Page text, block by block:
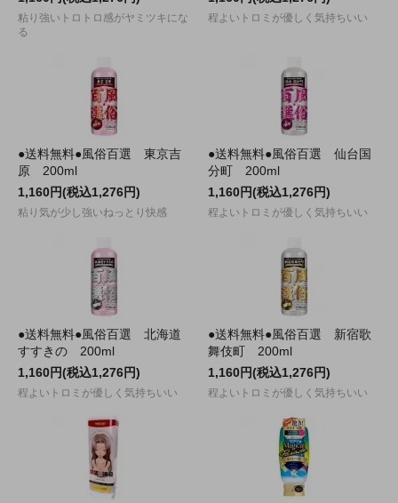
粘り強いトロトロ感がヤミツキにな
る
程よいトロミが優しく気持ちいい
●送料無料●風俗百選 東京吉
原 200ml
1,160円(税込1,276円)
粘り気が少し強いねっとり快感
●送料無料●風俗百選 仙台国
分町 200ml
1,160円(税込1,276円)
程よいトロミが優しく気持ちいい
●送料無料●風俗百選 北海道
すすきの 200ml
1,160円(税込1,276円)
程よいトロミが優しく気持ちいい
●送料無料●風俗百選 新宿歌
舞伎町 200ml
1,160円(税込1,276円)
程よいトロミが優しく気持ちいい